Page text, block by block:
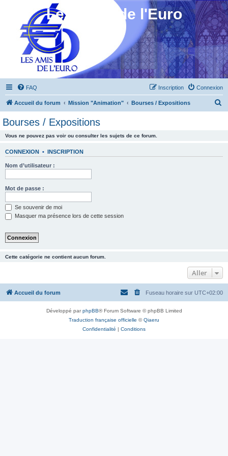
Les Amis de l'Euro
FAQ Connexion
Inscription
Accueil du forum Mission "Animation" Bourses / Expositions
Bourses / Expositions
Vous ne pouvez pas voir ou consulter les sujets de ce forum.
CONNEXION • INSCRIPTION
Nom d’utilisateur :
Mot de passe :
Se souvenir de moi
Masquer ma présence lors de cette session
Cette catégorie ne contient aucun forum.
Aller
Accueil du forum Fuseau horaire sur UTC+02:00
Développé parphpBB® Forum Software © phpBB Limited
Traduction française officielle ©Qiaeru
Confidentialité | Conditions